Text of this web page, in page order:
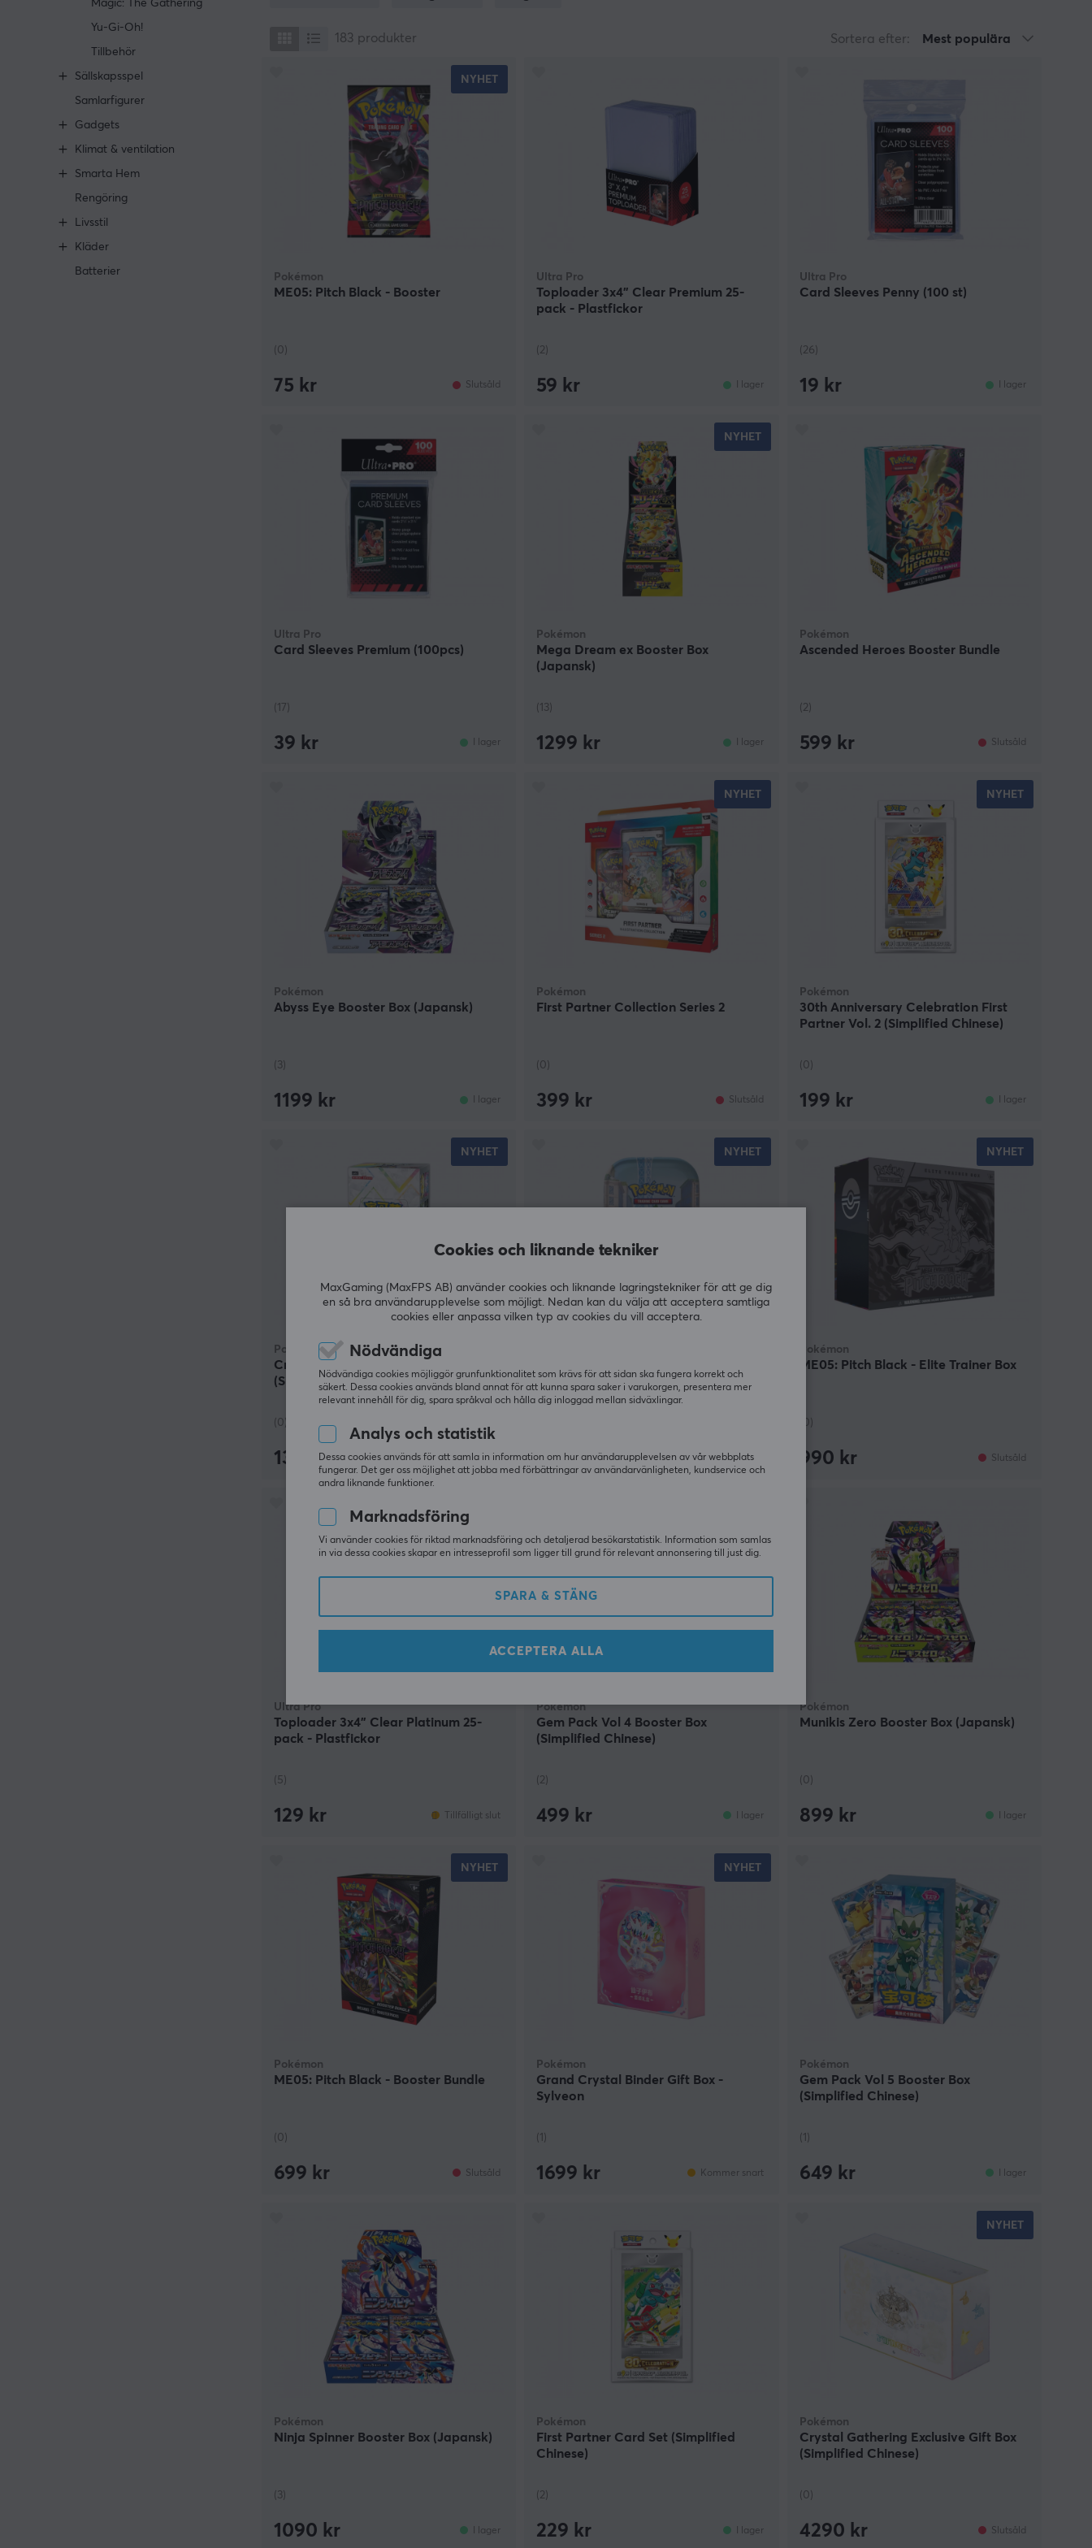
Magic: The Gathering
Yu-Gi-Oh!
Tillbehör
Sällskapsspel
Samlarfigurer
Gadgets
Klimat & ventilation
Smarta Hem
Rengöring
Livsstil
Kläder
Batterier
183 produkter Sortera efter: Mest populära
NYHET
Pokémon
ME05: Pitch Black - Booster
(0)
75 kr Slutsåld
Ultra Pro
Toploader 3x4" Clear Premium 25-
pack - Plastfickor
(2)
59 kr I lager
Ultra Pro
Card Sleeves Penny (100 st)
(26)
19 kr I lager
Ultra Pro
Card Sleeves Premium (100pcs)
(17)
39 kr I lager
NYHET
Pokémon
Mega Dream ex Booster Box
(Japansk)
(13)
1299 kr I lager
Pokémon
Ascended Heroes Booster Bundle
(2)
599 kr Slutsåld
Pokémon
Abyss Eye Booster Box (Japansk)
(3)
1199 kr I lager
NYHET
Pokémon
First Partner Collection Series 2
(0)
399 kr Slutsåld
NYHET
Pokémon
30th Anniversary Celebration First
Partner Vol. 2 (Simplified Chinese)
(0)
199 kr I lager
NYHET
Pokémon
Crystal Gathering Booster Box
(Simplified Chinese)
(0)
1390 kr I lager
NYHET
179 kr I lager
NYHET
Pokémon
ME05: Pitch Black - Elite Trainer Box
(0)
990 kr Slutsåld
Ultra Pro
Toploader 3x4" Clear Platinum 25-
pack - Plastfickor
(5)
129 kr Tillfälligt slut
Pokémon
Gem Pack Vol 4 Booster Box
(Simplified Chinese)
(2)
499 kr I lager
Pokémon
Munikis Zero Booster Box (Japansk)
(0)
899 kr I lager
NYHET
Pokémon
ME05: Pitch Black - Booster Bundle
(0)
699 kr Slutsåld
NYHET
Pokémon
Grand Crystal Binder Gift Box -
Sylveon
(1)
1699 kr Kommer snart
Pokémon
Gem Pack Vol 5 Booster Box
(Simplified Chinese)
(1)
649 kr I lager
Pokémon
Ninja Spinner Booster Box (Japansk)
(3)
1090 kr I lager
Pokémon
First Partner Card Set (Simplified
Chinese)
(2)
229 kr I lager
NYHET
Pokémon
Crystal Gathering Exclusive Gift Box
(Simplified Chinese)
(0)
4290 kr Slutsåld
Cookies och liknande tekniker
MaxGaming (MaxFPS AB) använder cookies och liknande lagringstekniker för att ge dig
en så bra användarupplevelse som möjligt. Nedan kan du välja att acceptera samtliga
cookies eller anpassa vilken typ av cookies du vill acceptera.
Nödvändiga
Nödvändiga cookies möjliggör grunfunktionalitet som krävs för att sidan ska fungera korrekt och
säkert. Dessa cookies används bland annat för att kunna spara saker i varukorgen, presentera mer
relevant innehåll för dig, spara språkval och hålla dig inloggad mellan sidväxlingar.
Analys och statistik
Dessa cookies används för att samla in information om hur användarupplevelsen av vår webbplats
fungerar. Det ger oss möjlighet att jobba med förbättringar av användarvänligheten, kundservice och
andra liknande funktioner.
Marknadsföring
Vi använder cookies för riktad marknadsföring och detaljerad besökarstatistik. Information som samlas
in via dessa cookies skapar en intresseprofil som ligger till grund för relevant annonsering till just dig.
SPARA & STÄNG
ACCEPTERA ALLA